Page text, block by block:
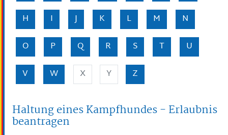
H
I J K L M
N
O
P Q R S T
U
V
W X Y Z
Haltung eines Kampfhundes - Erlaubnis
beantragen